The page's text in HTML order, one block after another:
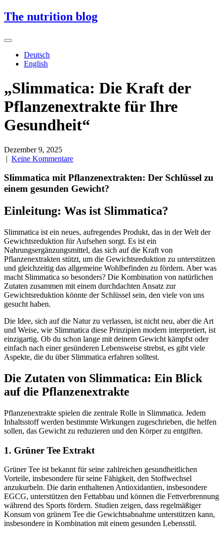
Skip
to
The nutrition blog
Deutsch
English
„Slimmatica: Die Kraft der
Pflanzenextrakte für Ihre
Gesundheit“
Dezember 9, 2025
| Keine Kommentare
Slimmatica mit Pflanzenextrakten: Der Schlüssel zu
einem gesunden Gewicht?
Einleitung: Was ist Slimmatica?
Slimmatica ist ein neues, aufregendes Produkt, das in der Welt der
Gewichtsreduktion für Aufsehen sorgt. Es ist ein
Nahrungsergänzungsmittel, das sich auf die Kraft von
Pflanzenextrakten stützt, um die Gewichtsreduktion zu unterstützen
und gleichzeitig das allgemeine Wohlbefinden zu fördern. Aber was
macht Slimmatica so besonders? Die Kombination von natürlichen
Zutaten zusammen mit einem durchdachten Ansatz zur
Gewichtsreduktion könnte der Schlüssel sein, den viele von uns
gesucht haben.
Die Idee, sich auf die Natur zu verlassen, ist nicht neu, aber die Art
und Weise, wie Slimmatica diese Prinzipien modern interpretiert, ist
einzigartig. Ob du schon lange mit deinem Gewicht kämpfst oder
einfach nach einer gesünderen Lebensweise strebst, es gibt viele
Aspekte, die du über Slimmatica erfahren solltest.
Die Zutaten von Slimmatica: Ein Blick
auf die Pflanzenextrakte
Pflanzenextrakte spielen die zentrale Rolle in Slimmatica. Jedem
Inhaltsstoff werden bestimmte Wirkungen zugeschrieben, die helfen
sollen, das Gewicht zu reduzieren und den Körper zu entgiften.
1. Grüner Tee Extrakt
Grüner Tee ist bekannt für seine zahlreichen gesundheitlichen
Vorteile, insbesondere für seine Fähigkeit, den Stoffwechsel
anzukurbeln. Die darin enthaltenen Antioxidantien, insbesondere
EGCG, unterstützen den Fettabbau und können die Fettverbrennung
während des Sports fördern. Studien zeigen, dass regelmäßiger
Konsum von grünem Tee die Gewichtsabnahme unterstützen kann,
insbesondere in Kombination mit einem gesunden Lebensstil.